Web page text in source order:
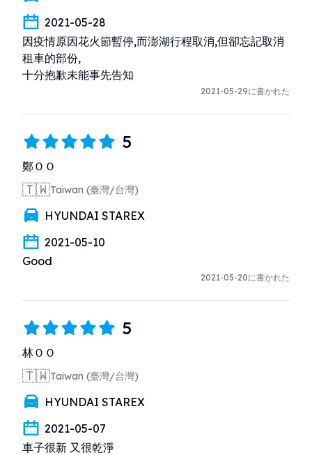
2021-05-28
因疫情原因花火節暫停,而澎湖行程取消,但卻忘記取消
租車的部份,
十分抱歉未能事先告知
2021-05-29に書かれた
5
鄭ＯＯ
🇹🇼Taiwan (臺灣/台灣)
HYUNDAI STAREX
2021-05-10
Good
2021-05-20に書かれた
5
林ＯＯ
🇹🇼Taiwan (臺灣/台灣)
HYUNDAI STAREX
2021-05-07
車子很新 又很乾淨